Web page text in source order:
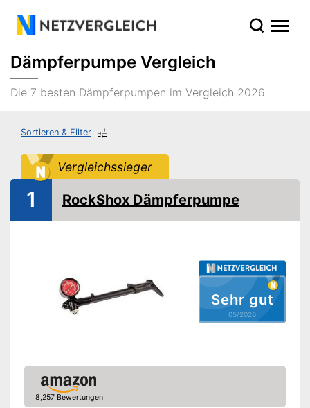
Dämpferpumpe Vergleich
Die 7 besten Dämpferpumpen im Vergleich 2026
Sortieren & Filter
Vergleichssieger
Sehr gut
05/2026
1 RockShox Dämpferpumpe
8,257 Bewertungen